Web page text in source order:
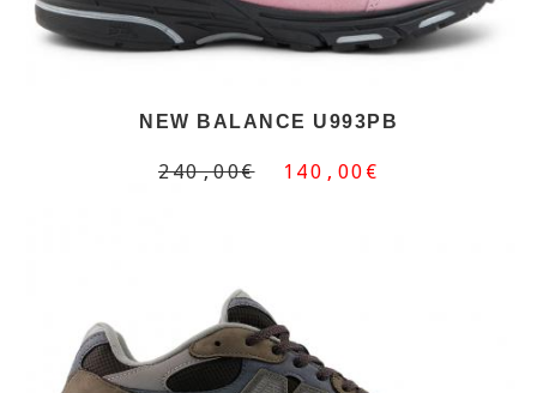
NEW BALANCE U993PB
240,00€ 140,00€